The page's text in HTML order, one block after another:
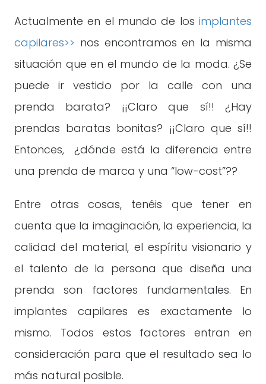
Actualmente en el mundo de los implantes
capilares>> nos encontramos en la misma
situación que en el mundo de la moda. ¿Se
puede ir vestido por la calle con una
prenda barata? ¡¡Claro que sí!! ¿Hay
prendas baratas bonitas? ¡¡Claro que sí!!
Entonces, ¿dónde está la diferencia entre
una prenda de marca y una “low-cost”??
Entre otras cosas, tenéis que tener en
cuenta que la imaginación, la experiencia, la
calidad del material, el espíritu visionario y
el talento de la persona que diseña una
prenda son factores fundamentales. En
implantes capilares es exactamente lo
mismo. Todos estos factores entran en
consideración para que el resultado sea lo
más natural posible.